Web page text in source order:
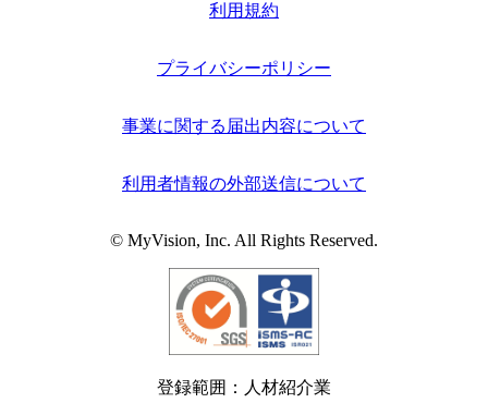
利用規約
プライバシーポリシー
事業に関する届出内容について
利用者情報の外部送信について
© MyVision, Inc. All Rights Reserved.
登録範囲：人材紹介業